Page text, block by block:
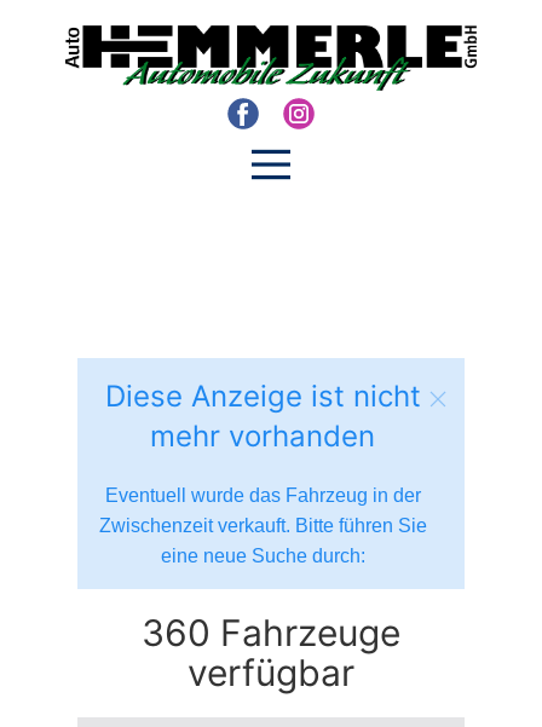
Diese Anzeige ist nicht
mehr vorhanden
Eventuell wurde das Fahrzeug in der
Zwischenzeit verkauft. Bitte führen Sie
eine neue Suche durch:
360 Fahrzeuge
verfügbar